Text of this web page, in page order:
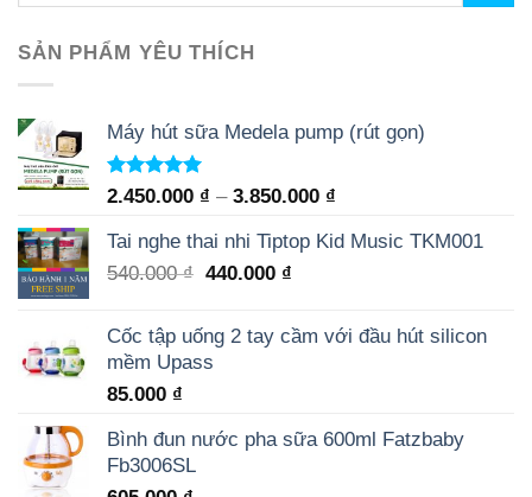
SẢN PHẨM YÊU THÍCH
Máy hút sữa Medela pump (rút gọn)
Rated 5.00
2.450.000 ₫ – 3.850.000 ₫
Tai nghe thai nhi Tiptop Kid Music TKM001
540.000₫ 440.000 ₫
Cốc tập uống 2 tay cầm với đầu hút silicon
mềm Upass
85.000 ₫
Bình đun nước pha sữa 600ml Fatzbaby
Fb3006SL